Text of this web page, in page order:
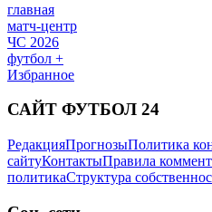
главная
матч-центр
ЧС 2026
футбол +
Избранное
САЙТ ФУТБОЛ 24
РедакцияПрогнозыПолитика
сайтуКонтактыПравила
политикаСтруктура